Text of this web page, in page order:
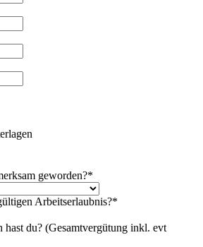
geworden?*
Arbeitserlaubnis?*
hast du? (Gesamtvergütung inkl. evt